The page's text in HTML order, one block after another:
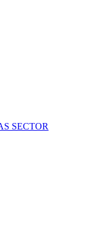
SECTOR